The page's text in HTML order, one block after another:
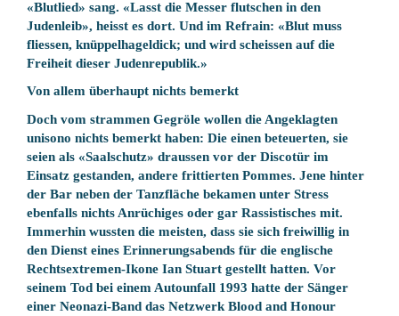
«Blutlied» sang. «Lasst die Messer flutschen in den
Judenleib», heisst es dort. Und im Refrain: «Blut muss
fliessen, knüppelhageldick; und wird scheissen auf die
Freiheit dieser Judenrepublik.»
Von allem überhaupt nichts bemerkt
Doch vom strammen Gegröle wollen die Angeklagten
unisono nichts bemerkt haben: Die einen beteuerten, sie
seien als «Saalschutz» draussen vor der Discotür im
Einsatz gestanden, andere frittierten Pommes. Jene hinter
der Bar neben der Tanzfläche bekamen unter Stress
ebenfalls nichts Anrüchiges oder gar Rassistisches mit.
Immerhin wussten die meisten, dass sie sich freiwillig in
den Dienst eines Erinnerungsabends für die englische
Rechtsextremen-Ikone Ian Stuart gestellt hatten. Vor
seinem Tod bei einem Autounfall 1993 hatte der Sänger
einer Neonazi-Band das Netzwerk Blood and Honour